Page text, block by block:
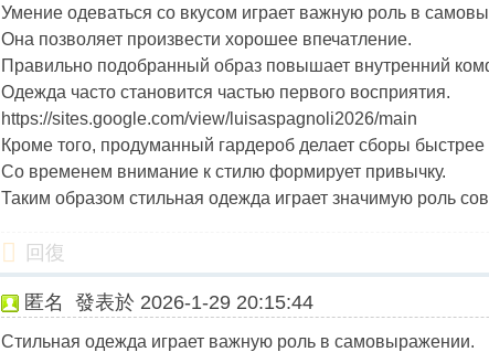
Умение одеваться со вкусом играет важную роль в
Она позволяет произвести хорошее впечатление.
Правильно подобранный образ повышает внутренний
Одежда часто становится частью первого восприятия.
https://sites.google.com/view/luisaspagnoli2026/main
Кроме того, продуманный гардероб делает сборы
Со временем внимание к стилю формирует привычку.
Таким образом стильная одежда играет значимую роль
回復
匿名 發表於 2026-1-29 20:15:44
Стильная одежда играет важную роль в самовыражении.